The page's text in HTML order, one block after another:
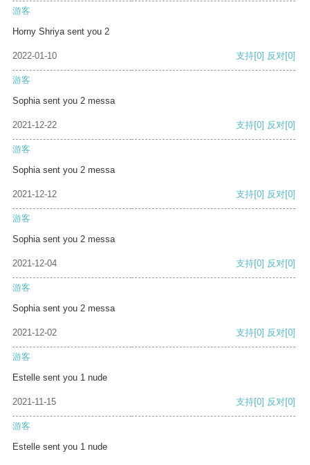
游客
Horny Shriya sent you 2
2022-01-10 支持[0] 反对[0]
游客
Sophia sent you 2 messa
2021-12-22 支持[0] 反对[0]
游客
Sophia sent you 2 messa
2021-12-12 支持[0] 反对[0]
游客
Sophia sent you 2 messa
2021-12-04 支持[0] 反对[0]
游客
Sophia sent you 2 messa
2021-12-02 支持[0] 反对[0]
游客
Estelle sent you 1 nude
2021-11-15 支持[0] 反对[0]
游客
Estelle sent you 1 nude